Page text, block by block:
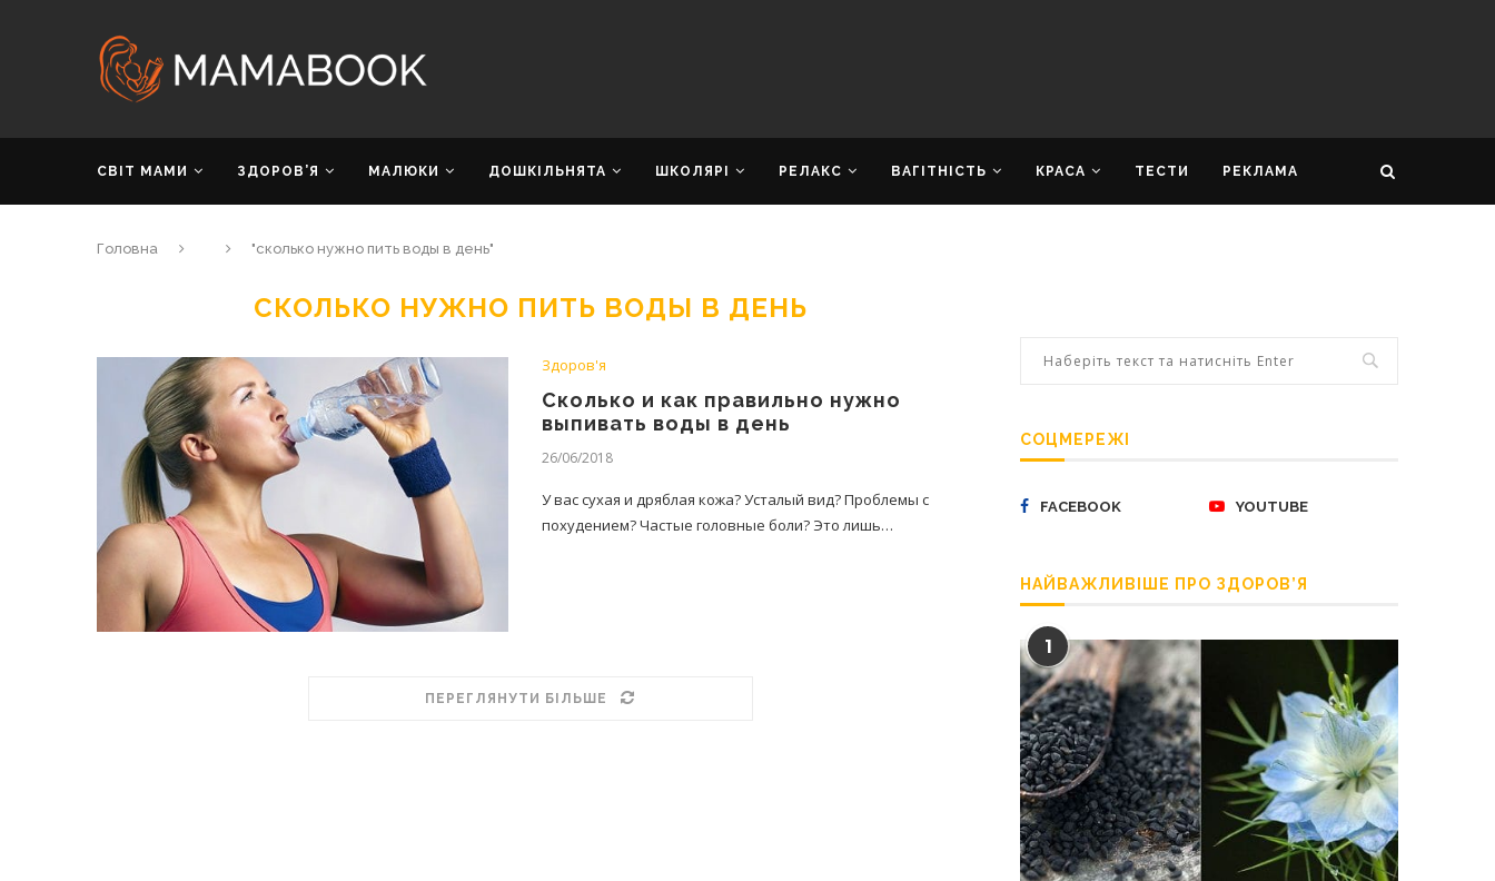
СВІТ МАМИ ЗДОРОВ’Я МАЛЮКИ ДОШКІЛЬНЯТА ШКОЛЯРІ РЕЛАКС ВАГІТНІСТЬ КРАСА ТЕСТИ РЕКЛАМА
Головна "сколько нужно пить воды в день"
СКОЛЬКО НУЖНО ПИТЬ ВОДЫ В ДЕНЬ
Здоров'я
Сколько и как правильно нужно
выпивать воды в день
26/06/2018
У вас сухая и дряблая кожа? Усталый вид? Проблемы с
похудением? Частые головные боли? Это лишь…
ПЕРЕГЛЯНУТИ БІЛЬШЕ
СОЦМЕРЕЖІ
FACEBOOK YOUTUBE
НАЙВАЖЛИВІШЕ ПРО ЗДОРОВ’Я
1